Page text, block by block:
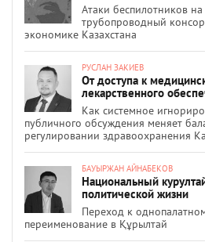
Атаки беспилотников
трубопроводный
экономике Казахстана
РУСЛАН ЗАКИЕВ
От доступа к
лекарственного
Как системное
публичного обсуждения меняет
регулировании здравоохранения
БАУЫРЖАН АЙНАБЕКОВ
Национальный
политической жизни
Переход к
переименование в Құрылтай